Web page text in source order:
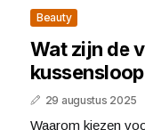
Beauty
Wat zijn de
29 augustus 2025
Waarom kiezen